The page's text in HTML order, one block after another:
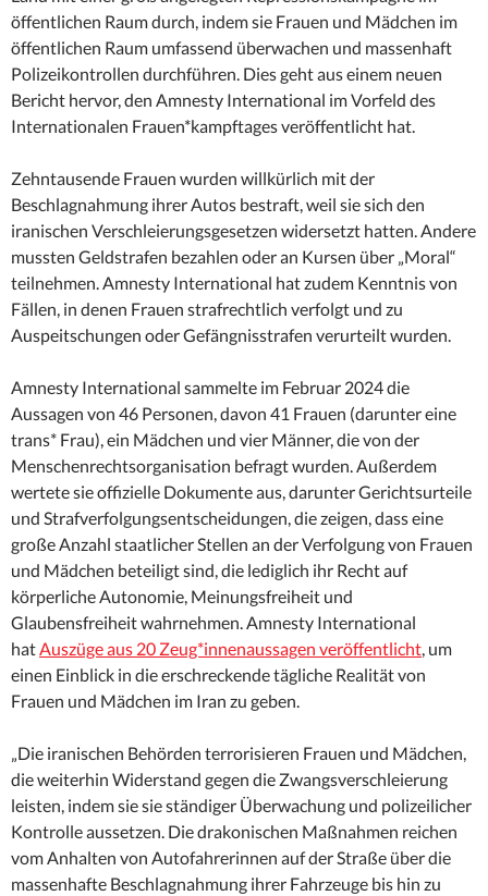
öffentlichen Raum durch, indem sie Frauen und Mädchen im
öffentlichen Raum umfassend überwachen und massenhaft
Polizeikontrollen durchführen. Dies geht aus einem neuen
Bericht hervor, den Amnesty International im Vorfeld des
Internationalen Frauen*kampftages veröffentlicht hat.
Zehntausende Frauen wurden willkürlich mit der
Beschlagnahmung ihrer Autos bestraft, weil sie sich den
iranischen Verschleierungsgesetzen widersetzt hatten. Andere
mussten Geldstrafen bezahlen oder an Kursen über „Moral“
teilnehmen. Amnesty International hat zudem Kenntnis von
Fällen, in denen Frauen strafrechtlich verfolgt und zu
Auspeitschungen oder Gefängnisstrafen verurteilt wurden.
Amnesty International sammelte im Februar 2024 die
Aussagen von 46 Personen, davon 41 Frauen (darunter eine
trans* Frau), ein Mädchen und vier Männer, die von der
Menschenrechtsorganisation befragt wurden. Außerdem
wertete sie offizielle Dokumente aus, darunter Gerichtsurteile
und Strafverfolgungsentscheidungen, die zeigen, dass eine
große Anzahl staatlicher Stellen an der Verfolgung von Frauen
und Mädchen beteiligt sind, die lediglich ihr Recht auf
körperliche Autonomie, Meinungsfreiheit und
Glaubensfreiheit wahrnehmen. Amnesty International
hatAuszüge aus 20 Zeug*innenaussagen veröffentlicht, um
einen Einblick in die erschreckende tägliche Realität von
Frauen und Mädchen im Iran zu geben.
„Die iranischen Behörden terrorisieren Frauen und Mädchen,
die weiterhin Widerstand gegen die Zwangsverschleierung
leisten, indem sie sie ständiger Überwachung und polizeilicher
Kontrolle aussetzen. Die drakonischen Maßnahmen reichen
vom Anhalten von Autofahrerinnen auf der Straße über die
massenhafte Beschlagnahmung ihrer Fahrzeuge bis hin zu